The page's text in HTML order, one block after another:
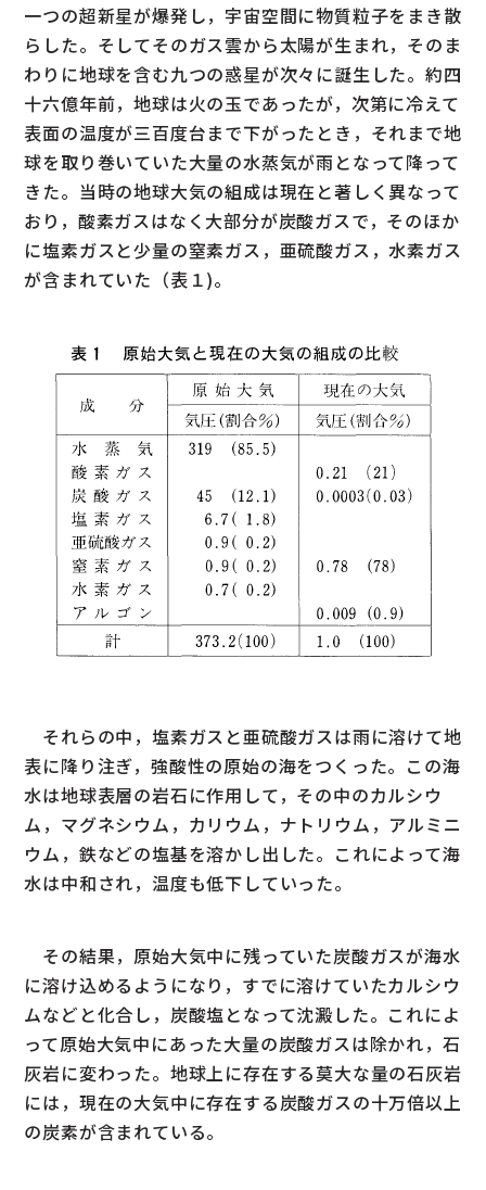
一つの超新星が爆発し，宇宙空間に物質粒子をまき散
らした。そしてそのガス雲から太陽が生まれ，そのま
わりに地球を含む九つの惑星が次々に誕生した。約四
十六億年前，地球は火の玉であったが，次第に冷えて
表面の温度が三百度台まで下がったとき，それまで地
球を取り巻いていた大量の水蒸気が雨となって降って
きた。当時の地球大気の組成は現在と著しく異なって
おり，酸素ガスはなく大部分が炭酸ガスで，そのほか
に塩素ガスと少量の窒素ガス，亜硫酸ガス，水素ガス
が含まれていた（表１)。
それらの中，塩素ガスと亜硫酸ガスは雨に溶けて地
表に降り注ぎ，強酸性の原始の海をつくった。この海
水は地球表層の岩石に作用して，その中のカルシウ
ム，マグネシウム，カリウム，ナトリウム，アルミニ
ウム，鉄などの塩基を溶かし出した。これによって海
水は中和され，温度も低下していった。
その結果，原始大気中に残っていた炭酸ガスが海水
に溶け込めるようになり，すでに溶けていたカルシウ
ムなどと化合し，炭酸塩となって沈澱した。これによ
って原始大気中にあった大量の炭酸ガスは除かれ，石
灰岩に変わった。地球上に存在する莫大な量の石灰岩
には，現在の大気中に存在する炭酸ガスの十万倍以上
の炭素が含まれている。